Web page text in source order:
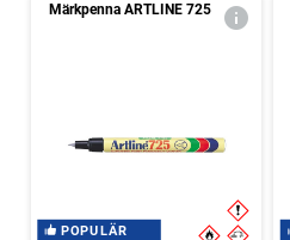
Märkpenna ARTLINE 725
POPULÄR